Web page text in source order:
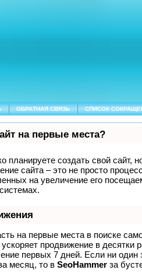
ОБРАТНАЯ СВЯЗЬ СПИСОК
на первые места?
планируете создать свой сайт,
сайта – это не просто
на увеличение его
на первые места в поиске
ускоряет продвижение в десятки
первых 7 дней. Если ни один
месяц, то в SeoHammer за